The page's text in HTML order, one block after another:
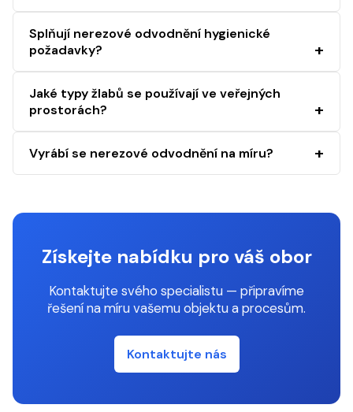
Splňují nerezové odvodnění hygienické
požadavky?
Jaké typy žlabů se používají ve veřejných
prostorách?
Vyrábí se nerezové odvodnění na míru?
Získejte nabídku pro váš obor
Kontaktujte svého specialistu — připravíme
řešení na míru vašemu objektu a procesům.
Kontaktujte nás